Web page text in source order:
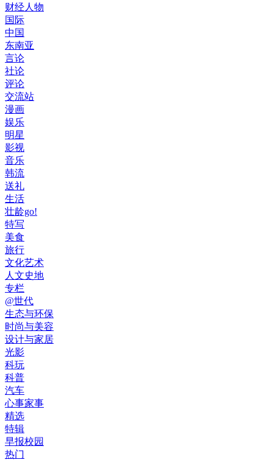
财经人物
国际
中国
东南亚
言论
社论
评论
交流站
漫画
娱乐
明星
影视
音乐
韩流
送礼
生活
壮龄go!
特写
美食
旅行
文化艺术
人文史地
专栏
@世代
生态与环保
时尚与美容
设计与家居
光影
科玩
科普
汽车
心事家事
精选
特辑
早报校园
热门